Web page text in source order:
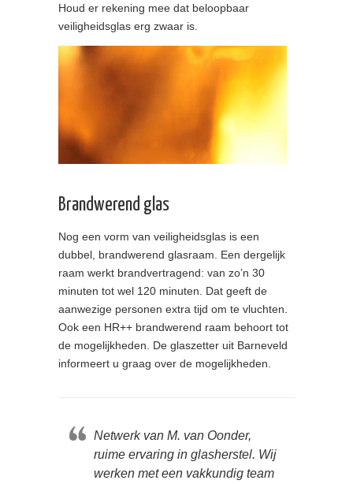
Houd er rekening mee dat beloopbaar
veiligheidsglas erg zwaar is.
Brandwerend glas
Nog een vorm van veiligheidsglas is een
dubbel, brandwerend glasraam. Een dergelijk
raam werkt brandvertragend: van zo’n 30
minuten tot wel 120 minuten. Dat geeft de
aanwezige personen extra tijd om te vluchten.
Ook een HR++ brandwerend raam behoort tot
de mogelijkheden. De glaszetter uit Barneveld
informeert u graag over de mogelijkheden.
Netwerk van M. van Oonder,
ruime ervaring in glasherstel. Wij
werken met een vakkundig team